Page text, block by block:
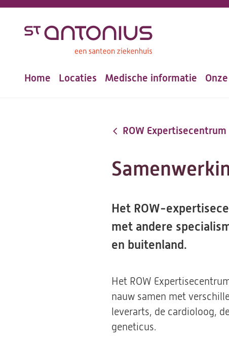
inhoud
Hoofdnavigatie
Home Locaties Medische informatie
ROW Expertisecentrum
Het ROW-
met andere
en buitenland.
Het ROW
nauw samen met
leverarts, de cardioloog,
geneticus.